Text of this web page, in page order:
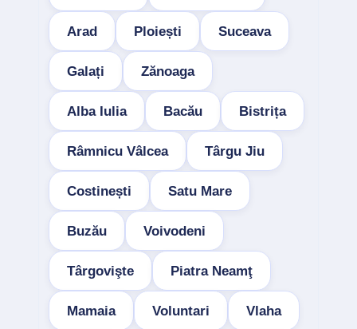
Arad Ploiești Suceava
Galați Zănoaga
Alba Iulia Bacău Bistrița
Râmnicu Vâlcea Târgu Jiu
Costinești Satu Mare
Buzău Voivodeni
Târgovişte Piatra Neamţ
Mamaia Voluntari Vlaha